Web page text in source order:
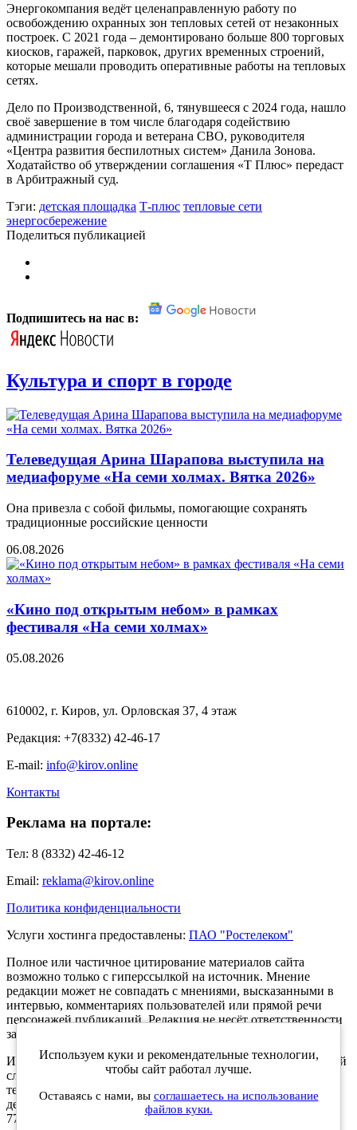
Энергокомпания ведёт целенаправленную работу по
освобождению охранных зон тепловых сетей от незаконных
построек. С 2021 года – демонтировано больше 800 торговых
киосков, гаражей, парковок, других временных строений,
которые мешали проводить оперативные работы на тепловых
сетях.
Дело по Производственной, 6, тянувшееся с 2024 года, нашло
своё завершение в том числе благодаря содействию
администрации города и ветерана СВО, руководителя
«Центра развития беспилотных систем» Данила Зонова.
Ходатайство об утверждении соглашения «Т Плюс» передаст
в Арбитражный суд.
Тэги: детская площадка Т-плюс тепловые сети
энергосбережение
Поделиться публикацией
Подпишитесь на нас в:
Культура и спорт в городе
Телеведущая Арина Шарапова выступила на
медиафоруме «На семи холмах. Вятка 2026»
Она привезла с собой фильмы, помогающие сохранять
традиционные российские ценности
06.08.2026
«Кино под открытым небом» в рамках
фестиваля «На семи холмах»
05.08.2026
610002, г. Киров, ул. Орловская 37, 4 этаж
Редакция: +7(8332) 42-46-17
E-mail: info@kirov.online
Контакты
Реклама на портале:
Тел: 8 (8332) 42-46-12
Email: reklama@kirov.online
Политика конфиденциальности
Услуги хостинга предоставлены: ПАО "Ростелеком"
Полное или частичное цитирование материалов сайта
возможно только с гиперссылкой на источник. Мнение
редакции может не совпадать с мнениями, высказанными в
интервью, комментариях пользователей или прямой речи
персонажей публикаций. Редакция не несёт ответственности
за текст комментариев читателей.
Интернет-портал Kirov.online зарегистрирован в Федеральной
службе по надзору в сфере связи, информационных
технологий и массовых коммуникаций (Роскомнадзор) 5
декабря 2019 года. Регистрационный номер ЭЛ № ФС 77 -
77189.
Используем куки и рекомендательные технологии,
чтобы сайт работал лучше.
Оставаясь с нами, вы соглашаетесь на использование
файлов куки.